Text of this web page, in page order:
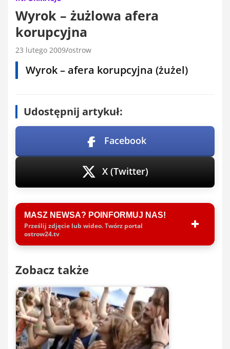
Wyrok – żużlowa afera
korupcyjna
23 lutego 2009 ostrow
Wyrok – afera korupcyjna (żużel)
Udostępnij artykuł:
Facebook
X (Twitter)
MASZ NEWSA? POINFORMUJ NAS!
Prześlij zdjęcie lub wideo. Twórz portal
ostrow24.tv
Zobacz także